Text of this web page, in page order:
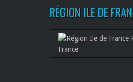
RÉGION ILE DE
France